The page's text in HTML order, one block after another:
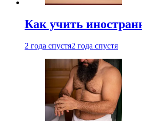
Как учить
2 года спустя2 года спустя